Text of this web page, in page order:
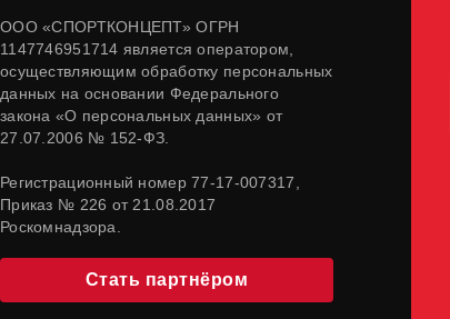
ООО «СПОРТКОНЦЕПТ» ОГРН
1147746951714 является оператором,
осуществляющим обработку персональных
данных на основании Федерального
закона «О персональных данных» от
27.07.2006 № 152-ФЗ.
Регистрационный номер 77-17-007317,
Приказ № 226 от 21.08.2017
Роскомнадзора.
Стать партнёром